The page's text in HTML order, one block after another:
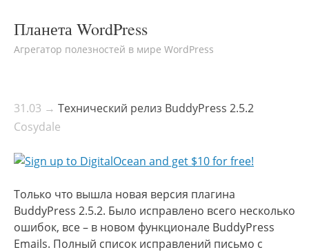
Планета WordPress
Агрегатор полезностей в мире WordPress
31.03 → Технический релиз BuddyPress 2.5.2
Cosydale
Только что вышла новая версия плагина
BuddyPress 2.5.2. Было исправлено всего несколько
ошибок, все – в новом функционале BuddyPress
Emails. Полный список исправлений письмо с